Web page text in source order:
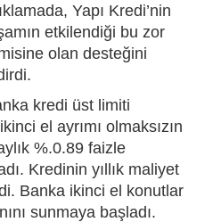
Yapı Kredi’nin
etkilendiği bu zor
olan desteğini
kredi üst limiti
el ayrımı olmaksızın
%.0.89 faizle
Kredinin yıllık maliyet
Banka ikinci el konutlar
sunmaya başladı.